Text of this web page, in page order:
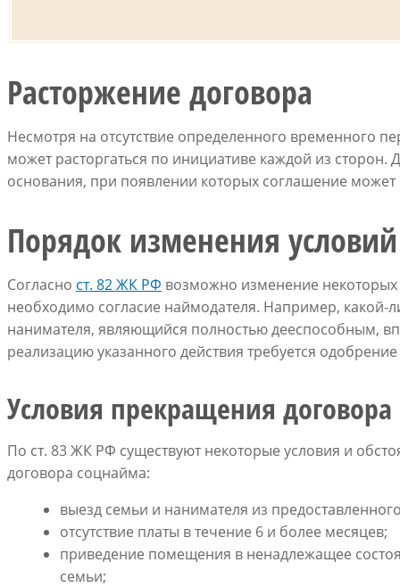
Расторжение договора
Несмотря на отсутствие определенного временного
может расторгаться по инициативе каждой из
основания, при появлении которых соглашение может
Порядок изменения условий
Согласно ст. 82 ЖК РФ возможно изменение некоторых
необходимо согласие наймодателя. Например, какой-
нанимателя, являющийся полностью дееспособным,
реализацию указанного действия требуется
Условия прекращения договора
По ст. 83 ЖК РФ существуют некоторые условия и
договора соцнайма:
выезд семьи и нанимателя из
отсутствие платы в течение 6 и более месяцев;
приведение помещения в ненадлежащее
семьи;